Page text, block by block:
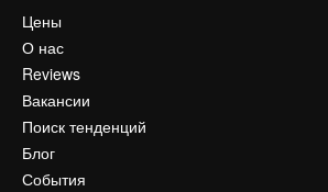
Цены
О нас
Reviews
Вакансии
Поиск тенденций
Блог
События